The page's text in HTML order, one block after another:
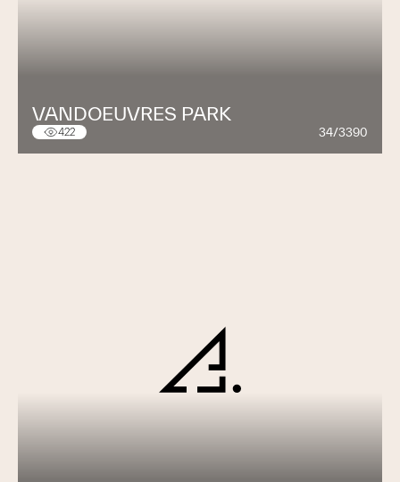
VANDOEUVRES PARK
422 34/3390